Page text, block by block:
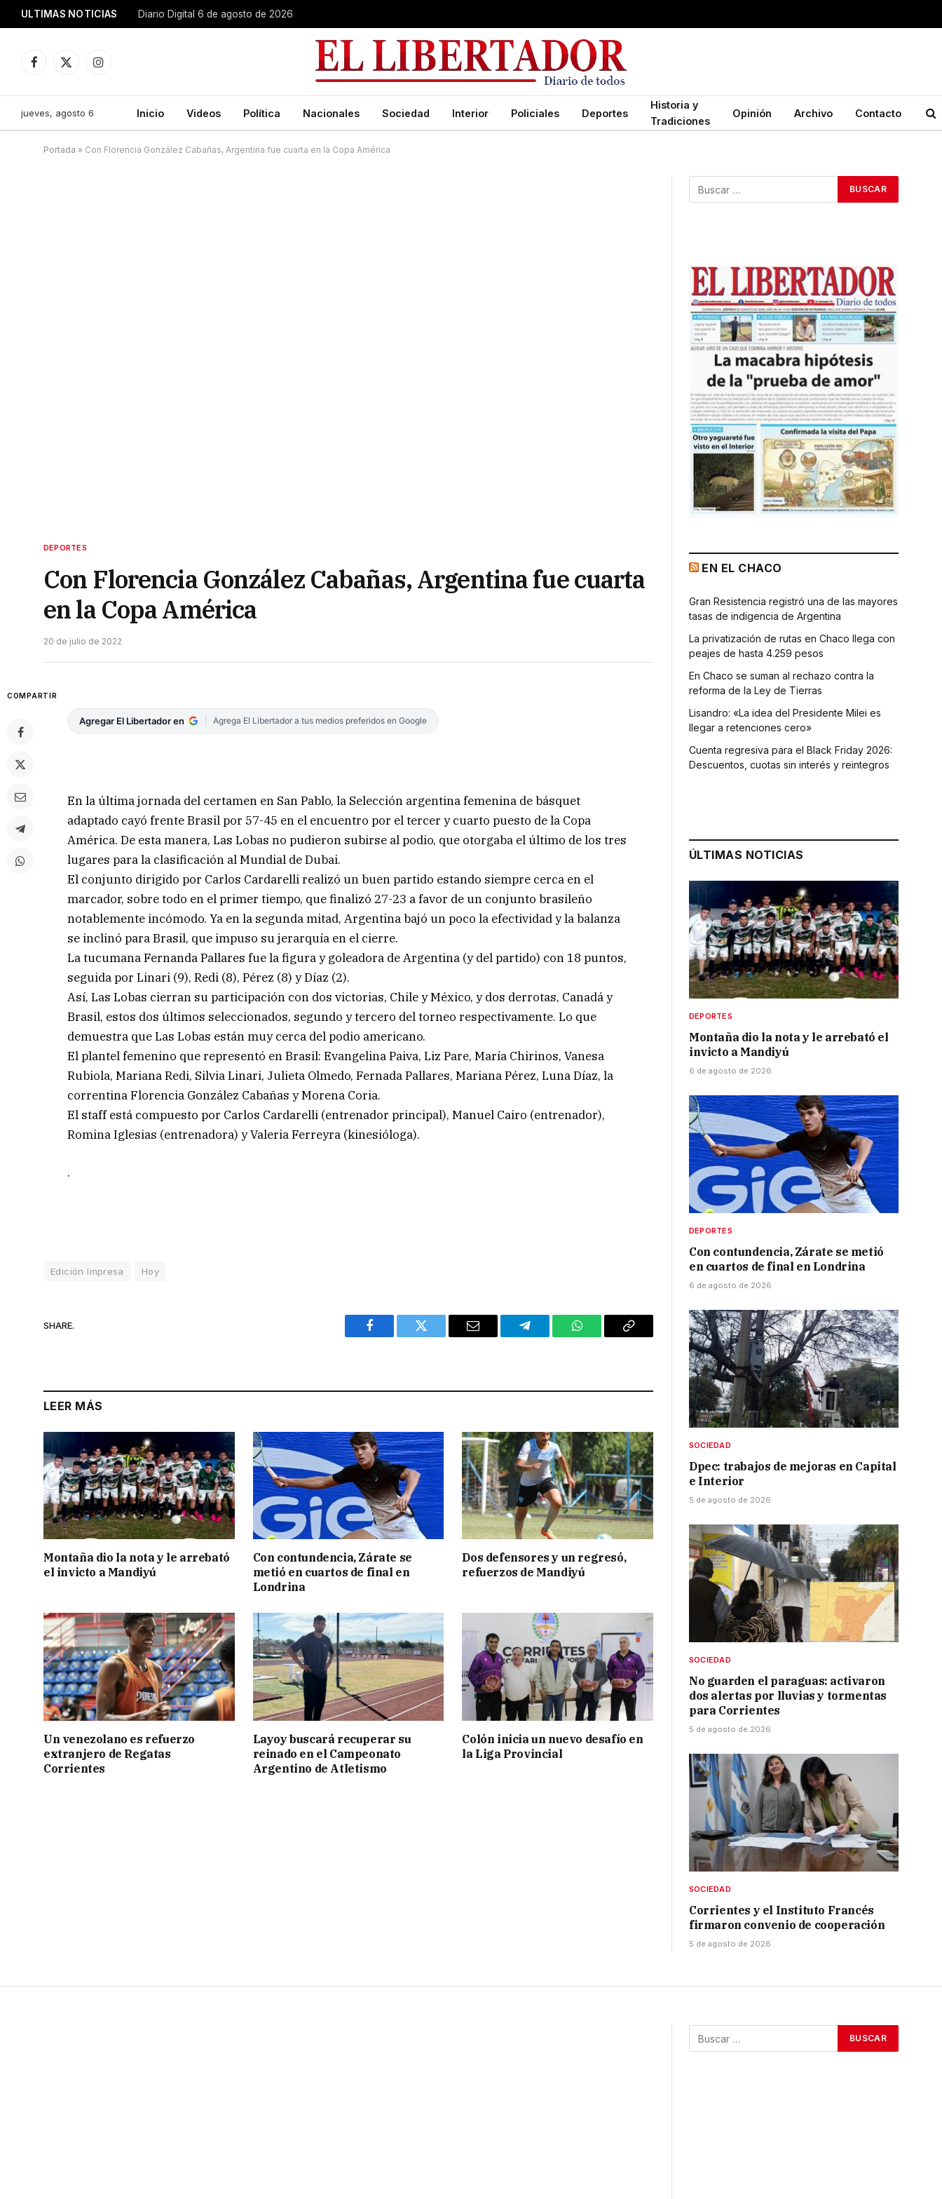
ULTIMAS NOTICIAS Diario Digital 6 de agosto de 2026
Facebook
X
Instagram
jueves, agosto 6 Inicio Videos Política Nacionales Sociedad Interior Policiales Deportes
Historia y
Tradiciones
Opinión Archivo Contacto
Portada » Con Florencia González Cabañas, Argentina fue cuarta en la Copa América
DEPORTES
Con Florencia González Cabañas, Argentina fue cuarta
en la Copa América
20 de julio de 2022
COMPARTIR
Agregar El Libertador en Agrega El Libertador a tus medios preferidos en Google
En la última jornada del certamen en San Pablo, la Selección argentina femenina de básquet
adaptado cayó frente Brasil por 57-45 en el encuentro por el tercer y cuarto puesto de la Copa
América. De esta manera, Las Lobas no pudieron subirse al podio, que otorgaba el último de los tres
lugares para la clasificación al Mundial de Dubai.
El conjunto dirigido por Carlos Cardarelli realizó un buen partido estando siempre cerca en el
marcador, sobre todo en el primer tiempo, que finalizó 27-23 a favor de un conjunto brasileño
notablemente incómodo. Ya en la segunda mitad, Argentina bajó un poco la efectividad y la balanza
se inclinó para Brasil, que impuso su jerarquía en el cierre.
La tucumana Fernanda Pallares fue la figura y goleadora de Argentina (y del partido) con 18 puntos,
seguida por Linari (9), Redi (8), Pérez (8) y Díaz (2).
Así, Las Lobas cierran su participación con dos victorias, Chile y México, y dos derrotas, Canadá y
Brasil, estos dos últimos seleccionados, segundo y tercero del torneo respectivamente. Lo que
demuestra que Las Lobas están muy cerca del podio americano.
El plantel femenino que representó en Brasil: Evangelina Paiva, Liz Pare, María Chirinos, Vanesa
Rubiola, Mariana Redi, Silvia Linari, Julieta Olmedo, Fernada Pallares, Mariana Pérez, Luna Díaz, la
correntina Florencia González Cabañas y Morena Coria.
El staff está compuesto por Carlos Cardarelli (entrenador principal), Manuel Cairo (entrenador),
Romina Iglesias (entrenadora) y Valeria Ferreyra (kinesióloga).
.
Edición Impresa Hoy
SHARE.
Facebook Twitter Email Telegram WhatsAppCopy
LEER MÁS
Montaña dio la nota y le arrebató
el invicto a Mandiyú
Con contundencia, Zárate se
metió en cuartos de final en
Londrina
Dos defensores y un regresó,
refuerzos de Mandiyú
Un venezolano es refuerzo
extranjero de Regatas
Corrientes
Layoy buscará recuperar su
reinado en el Campeonato
Argentino de Atletismo
Colón inicia un nuevo desafío en
la Liga Provincial
EN EL CHACO
Gran Resistencia registró una de las mayores
tasas de indigencia de Argentina
La privatización de rutas en Chaco llega con
peajes de hasta 4.259 pesos
En Chaco se suman al rechazo contra la
reforma de la Ley de Tierras
Lisandro: «La idea del Presidente Milei es
llegar a retenciones cero»
Cuenta regresiva para el Black Friday 2026:
Descuentos, cuotas sin interés y reintegros
ÚLTIMAS NOTICIAS
DEPORTES
Montaña dio la nota y le arrebató el
invicto a Mandiyú
6 de agosto de 2026
DEPORTES
Con contundencia, Zárate se metió
en cuartos de final en Londrina
6 de agosto de 2026
SOCIEDAD
Dpec: trabajos de mejoras en Capital
e Interior
5 de agosto de 2026
SOCIEDAD
No guarden el paraguas: activaron
dos alertas por lluvias y tormentas
para Corrientes
5 de agosto de 2026
SOCIEDAD
Corrientes y el Instituto Francés
firmaron convenio de cooperación
5 de agosto de 2026